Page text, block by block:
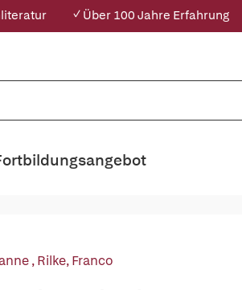
✓ Über 100 Jahre Erfahrung
,Rilke, Franco